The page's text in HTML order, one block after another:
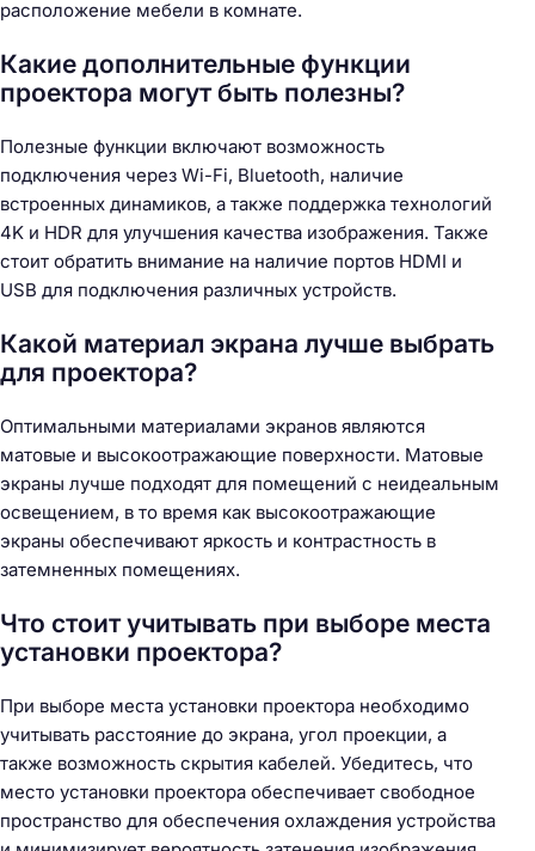
расположение мебели в комнате.
Какие дополнительные функции
проектора могут быть полезны?
Полезные функции включают возможность
подключения через Wi-Fi, Bluetooth, наличие
встроенных динамиков, а также поддержка технологий
4K и HDR для улучшения качества изображения. Также
стоит обратить внимание на наличие портов HDMI и
USB для подключения различных устройств.
Какой материал экрана лучше выбрать
для проектора?
Оптимальными материалами экранов являются
матовые и высокоотражающие поверхности. Матовые
экраны лучше подходят для помещений с неидеальным
освещением, в то время как высокоотражающие
экраны обеспечивают яркость и контрастность в
затемненных помещениях.
Что стоит учитывать при выборе места
установки проектора?
При выборе места установки проектора необходимо
учитывать расстояние до экрана, угол проекции, а
также возможность скрытия кабелей. Убедитесь, что
место установки проектора обеспечивает свободное
пространство для обеспечения охлаждения устройства